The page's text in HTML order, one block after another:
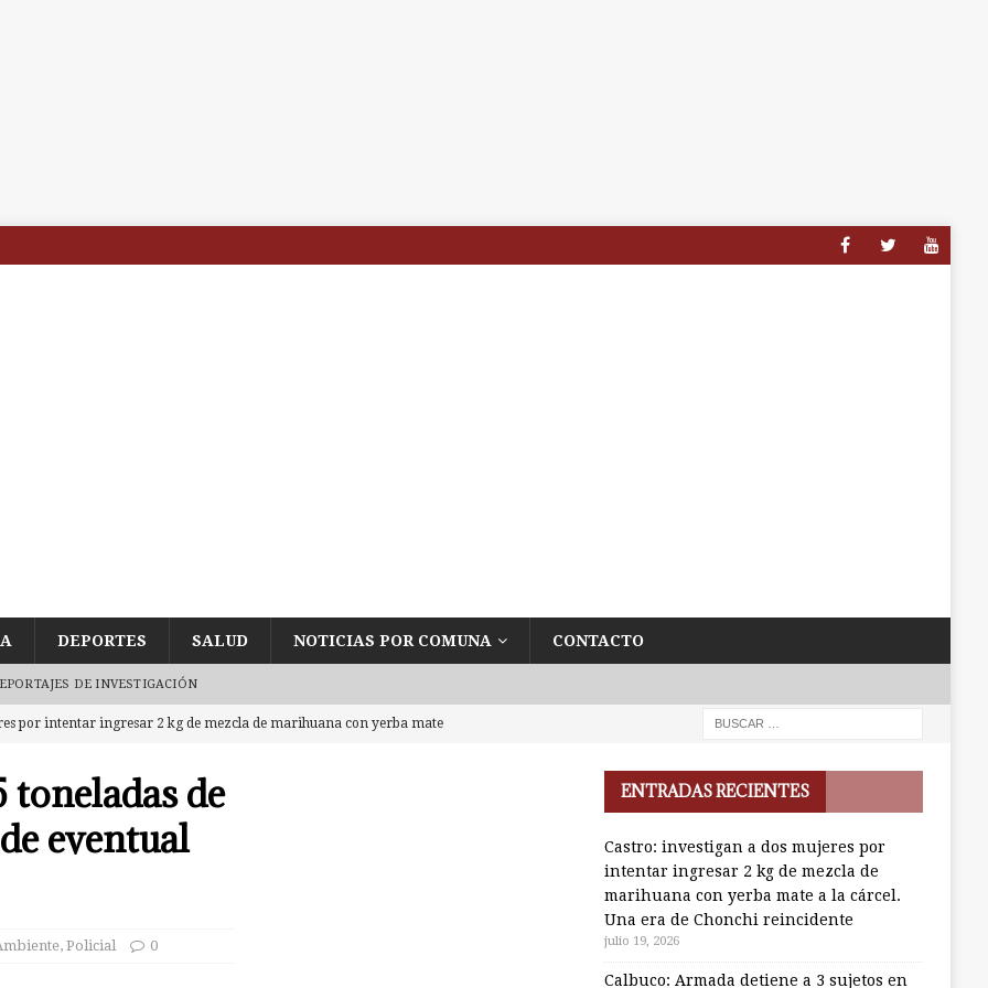
DEPORTES SALUD NOTICIAS POR COMUNA CONTACTO
DE INVESTIGACIÓN
por intentar ingresar 2 kg de mezcla de marihuana con yerba mate
en embarcadero a Chiloé con 5 millones en cocaína tras
en pago de sueldos en Corporación Municipal tras uso de
toneladas de
eventual
, Policial 0
ENTRADAS RECIENTES
Castro: investigan a dos mujeres por
intentar ingresar 2 kg de mezcla de
marihuana con yerba mate a la cárcel.
Una era de Chonchi reincidente
julio 19, 2026
Calbuco: Armada detiene a 3 sujetos en